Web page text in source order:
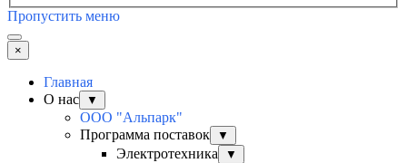
Пропустить меню
×
Главная
О нас
▼
ООО "Альпарк"
Программа поставок
▼
Электротехника ▼